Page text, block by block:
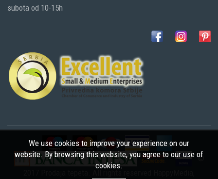
subota od 10-15h
©
We use cookies to improve your experience on our
website. By browsing this website, you agree to our use of
cookies.